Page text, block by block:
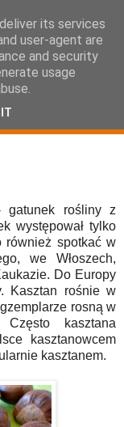
gatunek rośliny z
występował tylko
również spotkać w
we Włoszech,
Do Europy
Kasztan rośnie w
rosną w
kasztana
kasztanowcem
kasztanem.
its services
user-agent are
and security
usage